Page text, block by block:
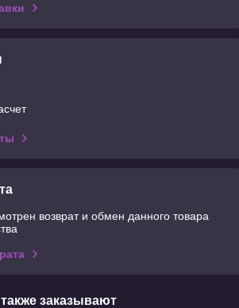
возврат и обмен данного товара
заказывают